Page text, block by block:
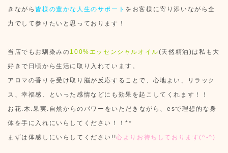
きながら 皆様の豊かな人生のサポート をお客様に寄り添いながら全
力でして参りたいと思っております！
当店でもお馴染みの100%エッセンシャルオイル(天然精油)は私も大
好きで日頃から生活に取り入れています。
アロマの香りを受け取り脳が反応することで、心地よい、リラック
ス、幸福感、といった感情などにも効果を起こしてくれます！！
お花.木.果実.自然からのパワーをいただきながら、esで理想的な身
体を手に入れにいらしてください！！**
まずは体感しにいらしてください!!心よりお待ちしております(^-^)